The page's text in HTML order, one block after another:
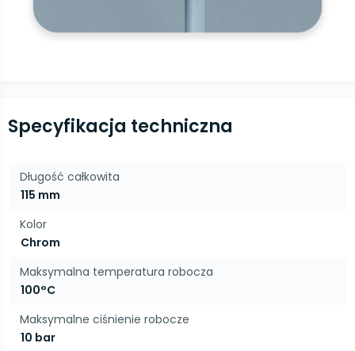
Specyfikacja techniczna
Długość całkowita
115 mm
Kolor
Chrom
Maksymalna temperatura robocza
100°C
Maksymalne ciśnienie robocze
10 bar